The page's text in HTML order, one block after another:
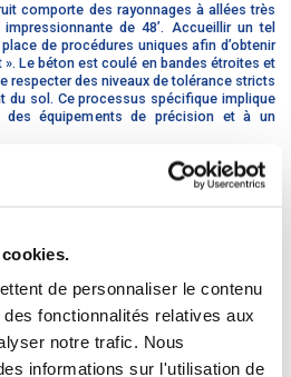
de personnaliser le contenu
fonctionnalités relatives aux
notre trafic. Nous
informations sur l'utilisation de
comporte des rayonnages à allées très
de 48’. Accueillir un tel
de procédures uniques afin d’obtenir
Le béton est coulé en bandes étroites et
respecter des niveaux de tolérance stricts
du sol. Ce processus spécifique implique
des équipements de précision et à un
/ projet suivant